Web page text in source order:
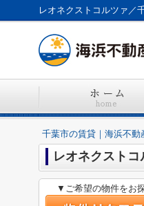
レオネクストコルツァ／
千葉市の賃貸｜海浜不動
レオネクストコ
▼ご希望の物件をお